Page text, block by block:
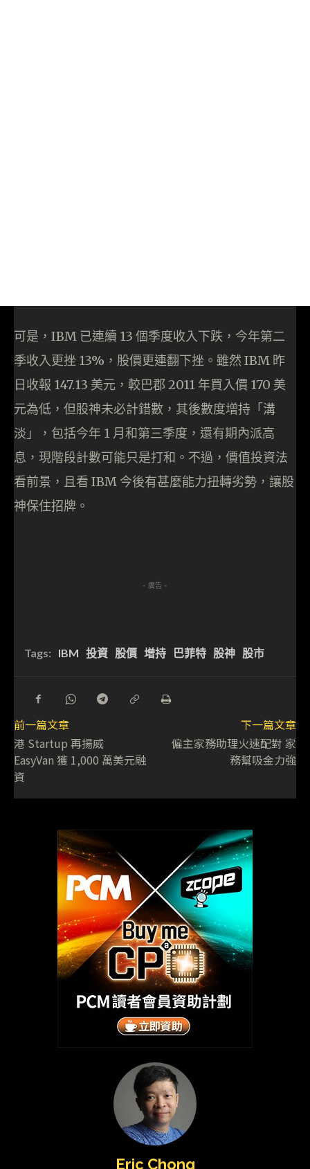
可是，IBM 已連續 13 個季度收入下跌，今年第二
季收入更挫 13%，股價更連翻下挫。雖然 IBM 昨
日收報 147.13 美元，較巴郡 2011 年買入價 170 美
元為低，但股神未必計錯數，其後數度增持「溝
淡」，包括今年 1 月和第三季度，還有期內派高
息，現階段計數可能只是打和。不過，價值投資法
看前景，且看 IBM 今後有甚麼能力扭轉劣勢，讓股
神保住招牌。
- 廣告 -
Tags: IBM 投資 股價 增持 巴菲特 股神 股市
前一篇文章
港 Startup 再揚威
EasyVan 獲 1,000 萬美元融
資
下一篇文章
僱主家務助理火速配對 家
務幫吸金力強
Eric Chong